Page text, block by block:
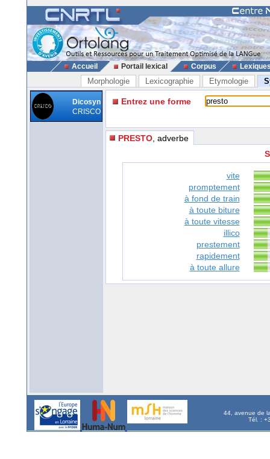
Accueil Portail lexical Corpus
Morphologie Lexicographie Etymologie
Dicosyn
CRISCO
Entrez une forme
PRESTO , adverbe
vite
promptement
à fond de train
à toute biture
à toute vitesse
illico
prestement
rapidement
à toute allure
44, avenue de
Tél. :